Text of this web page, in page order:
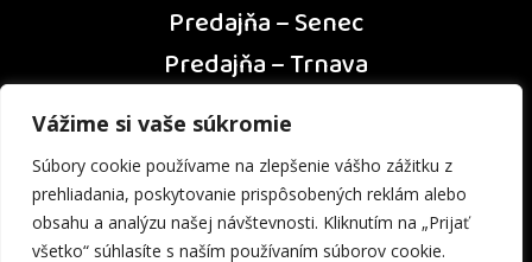
Vážime si vaše súkromie
Súbory cookie používame na zlepšenie vášho zážitku z
prehliadania, poskytovanie prispôsobených reklám alebo
obsahu a analýzu našej návštevnosti. Kliknutím na „Prijať
všetko“ súhlasíte s naším používaním súborov cookie.
Predajňa – Senec
Predajňa – Trnava
Predajňa – Dunajská Streda
Predajňa – Nitra
Kontakt